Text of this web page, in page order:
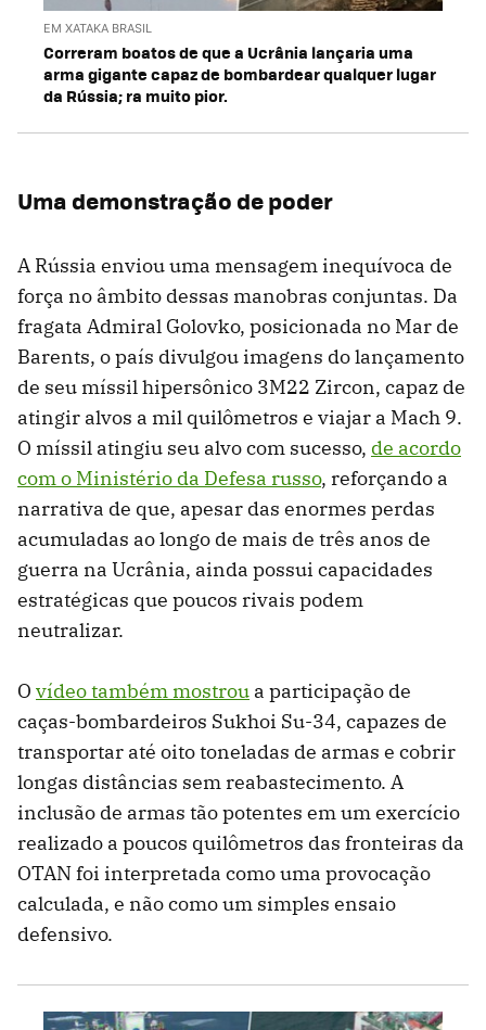
EM XATAKA BRASIL
Correram boatos de que a Ucrânia lançaria uma
arma gigante capaz de bombardear qualquer lugar
da Rússia; ra muito pior.
Uma demonstração de poder
A Rússia enviou uma mensagem inequívoca de
força no âmbito dessas manobras conjuntas. Da
fragata Admiral Golovko, posicionada no Mar de
Barents, o país divulgou imagens do lançamento
de seu míssil hipersônico 3M22 Zircon, capaz de
atingir alvos a mil quilômetros e viajar a Mach 9.
O míssil atingiu seu alvo com sucesso, de acordo
com o Ministério da Defesa russo, reforçando a
narrativa de que, apesar das enormes perdas
acumuladas ao longo de mais de três anos de
guerra na Ucrânia, ainda possui capacidades
estratégicas que poucos rivais podem
neutralizar.
O vídeo também mostrou a participação de
caças-bombardeiros Sukhoi Su-34, capazes de
transportar até oito toneladas de armas e cobrir
longas distâncias sem reabastecimento. A
inclusão de armas tão potentes em um exercício
realizado a poucos quilômetros das fronteiras da
OTAN foi interpretada como uma provocação
calculada, e não como um simples ensaio
defensivo.